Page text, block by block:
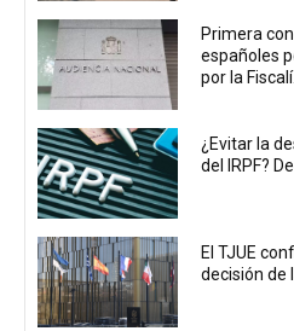
Primera
españoles
por la
¿Evitar la
del IRPF?
El TJUE
decisión de